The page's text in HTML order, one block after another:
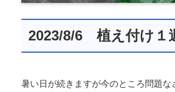
2023/8/6 植え付け１
暑い日が続きますが今のところ問題な